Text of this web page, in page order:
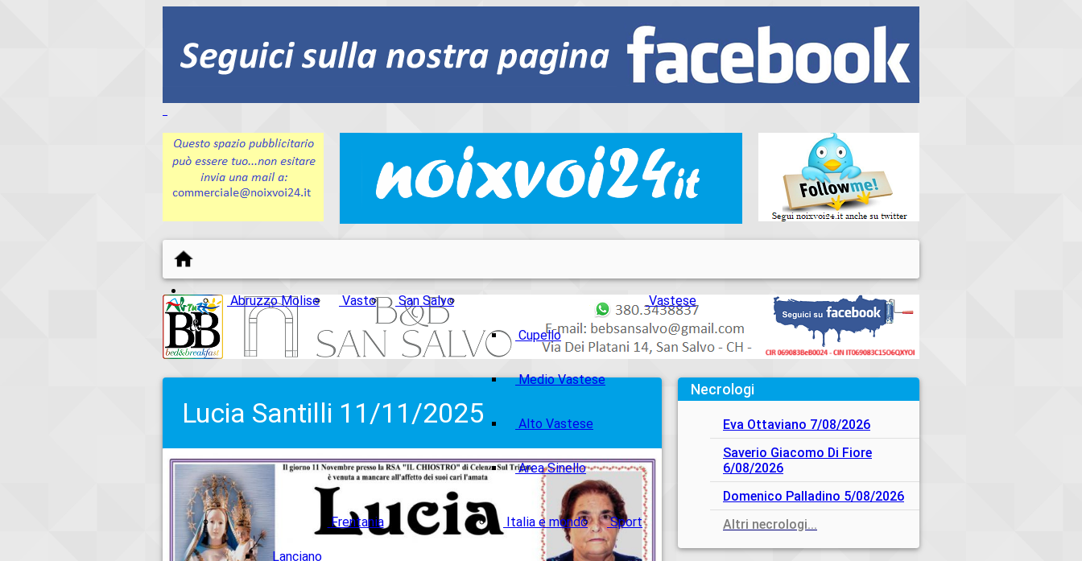
Abruzzo Molise Vasto San Salvo Vastese
Cupello
Medio Vastese
Alto Vastese
Area Sinello
Frentania
Lanciano
Italia e mondo Sport
Lucia Santilli 11/11/2025
Necrologi
Eva Ottaviano 7/08/2026
Saverio Giacomo Di Fiore
6/08/2026
Domenico Palladino 5/08/2026
Altri necrologi...